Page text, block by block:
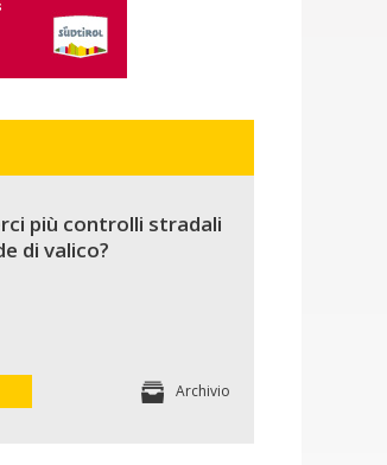
più controlli stradali
di valico?
Archivio